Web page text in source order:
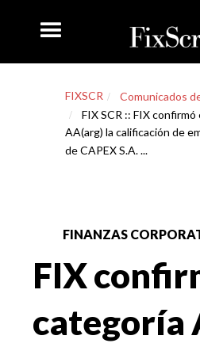
FIXSCR
Comunicados
FIX SCR :: FIX
AA(arg) la calificación de
de CAPEX S.A. ...
FINANZAS
FIX
categoría